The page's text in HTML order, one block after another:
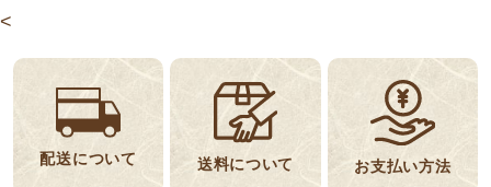
<
配送について 送料について お支払い方法